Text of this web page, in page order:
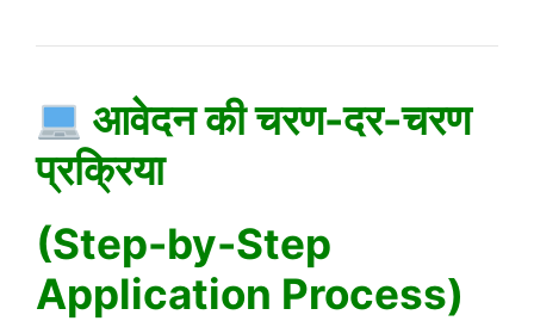
आवेदन की चरण-दर-चरण
प्रक्रिया
(Step-by-Step
Application Process)